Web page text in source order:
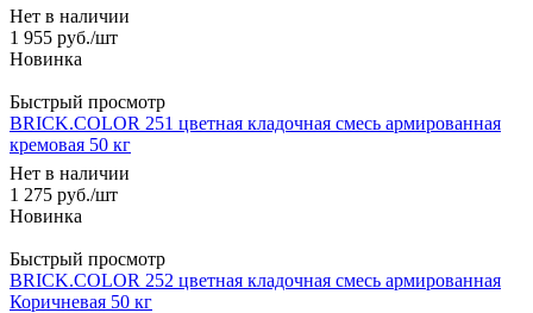
Нет в наличии
1 955 руб./шт
Быстрый просмотр
BRICK.COLOR 251 цветная кладочная смесь армированная
кремовая 50 кг
Нет в наличии
1 275 руб./шт
Быстрый просмотр
BRICK.COLOR 252 цветная кладочная смесь армированная
Коричневая 50 кг